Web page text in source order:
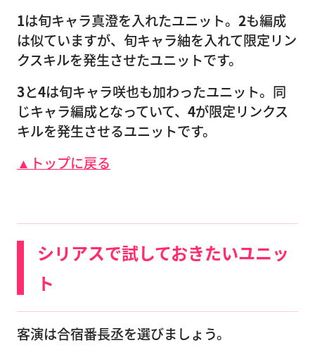
1は旬キャラ真澄を入れたユニット。 2も編成
は似ていますが、旬キャラ紬を入れて限定リン
クスキルを発生させたユニットです。
3と4は旬キャラ咲也も加わったユニット。同
じキャラ編成となっていて、 4が限定リンクス
キルを発生させるユニットです。
▲トップに戻る
シリアスで試しておきたいユニッ
ト
客演は合宿番長丞を選びましょう。